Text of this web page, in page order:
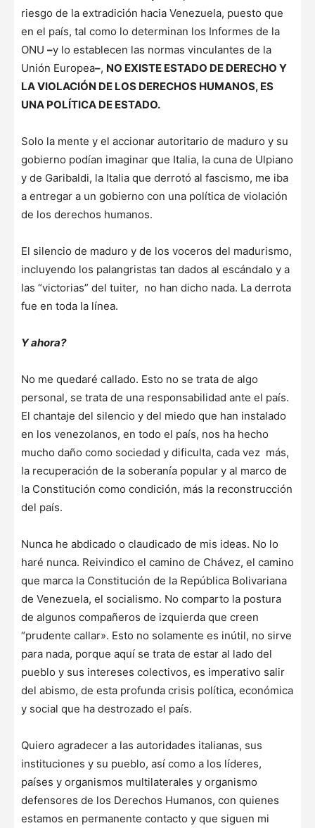
riesgo de la extradición hacia Venezuela, puesto que
en el país, tal como lo determinan los Informes de la
ONU –y lo establecen las normas vinculantes de la
Unión Europea–, NO EXISTE ESTADO DE DERECHO Y
LA VIOLACIÓN DE LOS DERECHOS HUMANOS, ES
UNA POLÍTICA DE ESTADO.
Solo la mente y el accionar autoritario de maduro y su
gobierno podían imaginar que Italia, la cuna de Ulpiano
y de Garibaldi, la Italia que derrotó al fascismo, me iba
a entregar a un gobierno con una política de violación
de los derechos humanos.
El silencio de maduro y de los voceros del madurismo,
incluyendo los palangristas tan dados al escándalo y a
las “victorias” del tuiter, no han dicho nada. La derrota
fue en toda la línea.
Y ahora?
No me quedaré callado. Esto no se trata de algo
personal, se trata de una responsabilidad ante el país.
El chantaje del silencio y del miedo que han instalado
en los venezolanos, en todo el país, nos ha hecho
mucho daño como sociedad y dificulta, cada vez más,
la recuperación de la soberanía popular y al marco de
la Constitución como condición, más la reconstrucción
del país.
Nunca he abdicado o claudicado de mis ideas. No lo
haré nunca. Reivindico el camino de Chávez, el camino
que marca la Constitución de la República Bolivariana
de Venezuela, el socialismo. No comparto la postura
de algunos compañeros de izquierda que creen
“prudente callar». Esto no solamente es inútil, no sirve
para nada, porque aquí se trata de estar al lado del
pueblo y sus intereses colectivos, es imperativo salir
del abismo, de esta profunda crisis política, económica
y social que ha destrozado el país.
Quiero agradecer a las autoridades italianas, sus
instituciones y su pueblo, así como a los líderes,
países y organismos multilaterales y organismo
defensores de los Derechos Humanos, con quienes
estamos en permanente contacto y que siguen mi